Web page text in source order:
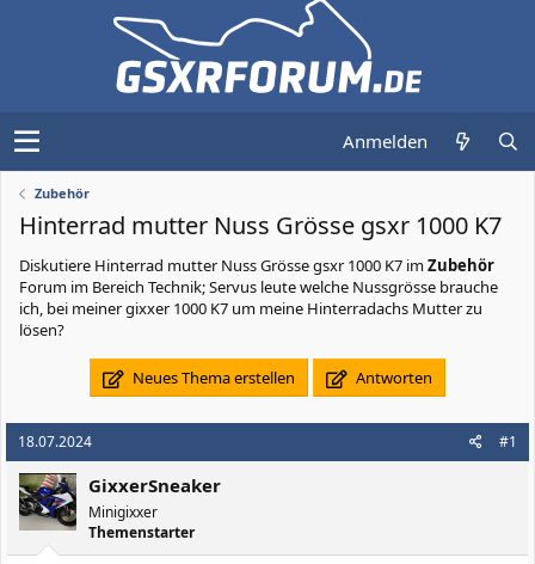
Anmelden
Zubehör
Hinterrad mutter Nuss Grösse gsxr 1000 K7
Diskutiere Hinterrad mutter Nuss Grösse gsxr 1000 K7 imZubehör
Forum im Bereich Technik; Servus leute welche Nussgrösse brauche
ich, bei meiner gixxer 1000 K7 um meine Hinterradachs Mutter zu
lösen?
Neues Thema erstellen Antworten
18.07.2024 #1
GixxerSneaker
Minigixxer
Themenstarter